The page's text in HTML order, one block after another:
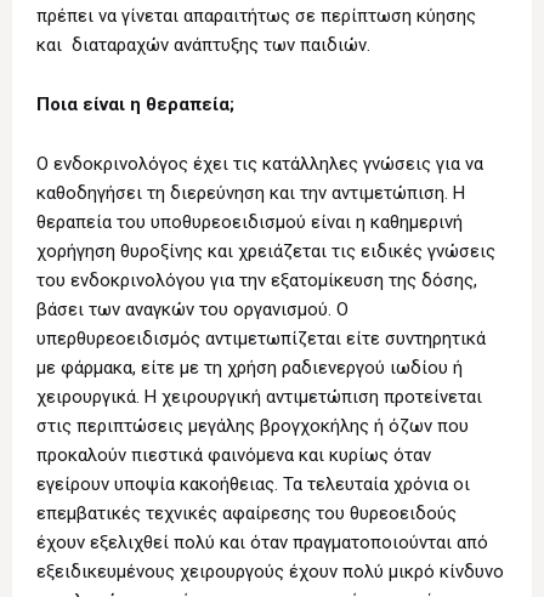
πρέπει να γίνεται απαραιτήτως σε περίπτωση κύησης
και διαταραχών ανάπτυξης των παιδιών.
Ποια είναι η θεραπεία;
Ο ενδοκρινολόγος έχει τις κατάλληλες γνώσεις για να
καθοδηγήσει τη διερεύνηση και την αντιμετώπιση. H
θεραπεία του υποθυρεοειδισμού είναι η καθημερινή
χορήγηση θυροξίνης και χρειάζεται τις ειδικές γνώσεις
του ενδοκρινολόγου για την εξατομίκευση της δόσης,
βάσει των αναγκών του οργανισμού. Ο
υπερθυρεοειδισμός αντιμετωπίζεται είτε συντηρητικά
με φάρμακα, είτε με τη χρήση ραδιενεργού ιωδίου ή
χειρουργικά. Η χειρουργική αντιμετώπιση προτείνεται
στις περιπτώσεις μεγάλης βρογχοκήλης ή όζων που
προκαλούν πιεστικά φαινόμενα και κυρίως όταν
εγείρουν υποψία κακοήθειας. Τα τελευταία χρόνια οι
επεμβατικές τεχνικές αφαίρεσης του θυρεοειδούς
έχουν εξελιχθεί πολύ και όταν πραγματοποιούνται από
εξειδικευμένους χειρουργούς έχουν πολύ μικρό κίνδυνο